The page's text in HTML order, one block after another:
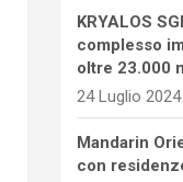
KRYALOS
complesso
oltre 23.000
24 Luglio 2024
Mandarin
con